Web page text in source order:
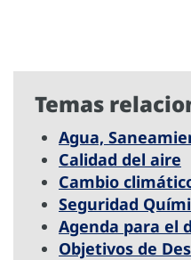
Temas
Agua,
Calidad del aire
Cambio
Seguridad
Agenda para el
Objetivos de